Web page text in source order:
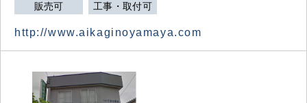
販売可 工事・取付可
http://www.aikaginoyamaya.com